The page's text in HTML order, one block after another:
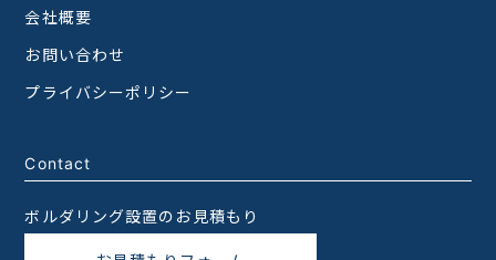
会社概要
お問い合わせ
プライバシーポリシー
Contact
ボルダリング設置のお見積もり